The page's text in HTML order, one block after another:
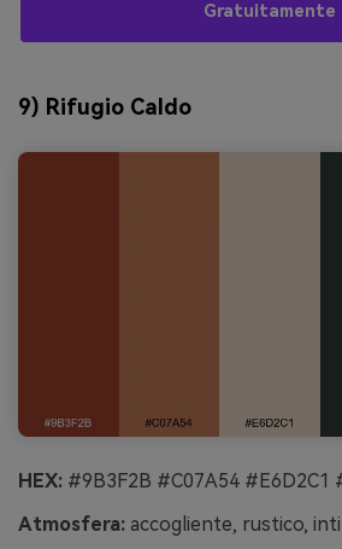
Gratuitamente
9) Rifugio Caldo
HEX: #9B3F2B #C07A54 #E6D2C1
Atmosfera: accogliente, rustico,